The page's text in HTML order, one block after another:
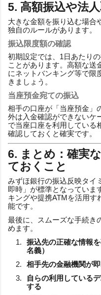
5. 高額振込や法
大きな金額を振り込む場合
独自のルールがあります。
振込限度額の確認
初期設定では、1日あたり
ことがあります。高額な送
にネットバンキング等で限
きましょう。
当座預金宛ての振込
相手の口座が「当座預金」
外は入金確認ができないケ
で当座口座を利用している
確認しておくと確実です。
6. まとめ：確実
ておくこと
みずほ銀行の振込反映タイ
即時」が標準となっていま
キングや提携ATMを活用す
能です。
最後に、スムーズな手続き
めます。
振込先の正確な情報
名義）
相手先の金融機関が
自らの利用している
する